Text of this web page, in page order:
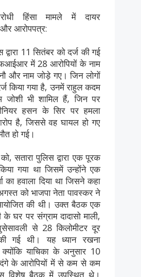
हिंसा मामले में दायर
आरोपपत्र:
द्वारा 11 सितंबर को दर्ज की गई
में 28 आरोपियों के नाम
और नाम जोड़े गए। जिन लोगों
किया गया है, उनमें राहुल कदम
जोशी भी शामिल हैं, जिन पर
हसन के सिर पर हमला
है, जिससे वह घायल हो गए
हो गई।
सतारा पुलिस द्वारा एक पूरक
गया था जिसमें उन्होंने एक
का हवाला दिया था जिसने कहा
को भाजपा नेता पावस्कर ने
की थी। उक्त बैठक एक
घर पर संग्राम दादासो माली,
से 28 किलोमीटर दूर
गई थी। यह ध्यान रखना
क्योंकि याचिका के अनुसार 10
के आरोपियों में से कम से कम
विशेष बैठक में उपस्थित थे।